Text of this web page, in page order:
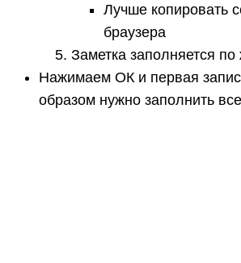
Лучше копировать
браузера
Заметка заполняется
Нажимаем ОК и первая
образом нужно заполнить